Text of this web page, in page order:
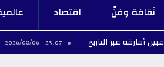
ثقافة وفنّ اقتصاد
23:07 - 2026/08/06